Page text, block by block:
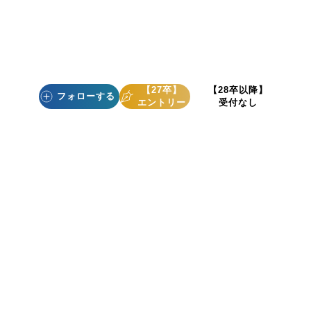
フォローする
【27卒】
エントリー
【28卒以降】
受付なし